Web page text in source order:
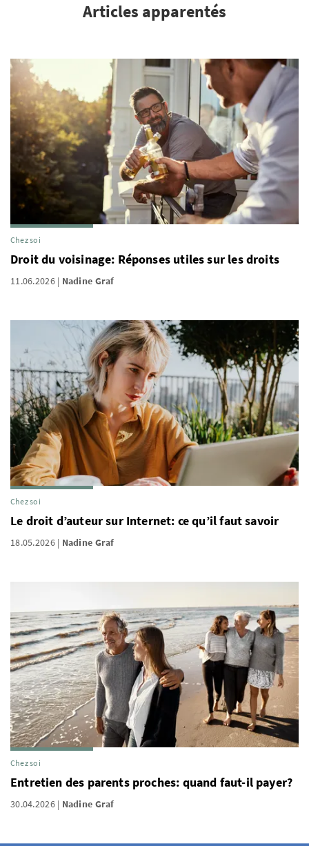
Articles apparentés
Chez soi
Droit du voisinage: Réponses utiles sur les droits
11.06.2026 Nadine Graf
Chez soi
Le droit d’auteur sur Internet: ce qu’il faut savoir
18.05.2026 Nadine Graf
Chez soi
Entretien des parents proches: quand faut-il payer?
30.04.2026 Nadine Graf